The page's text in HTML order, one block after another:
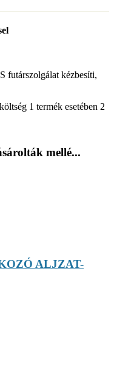
futárszolgálat kézbesíti,
1 termék esetében 2
mellé...
ALJZAT-